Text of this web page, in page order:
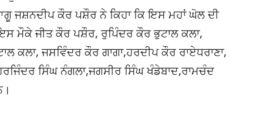
ਜਸ਼ਨਦੀਪ ਕੌਰ ਪਸ਼ੌਰ ਨੇ ਕਿਹਾ ਕਿ ਇਸ ਮਹਾਂ ਘੋਲ ਦੀ
ਮੌਕੇ ਜੀਤ ਕੌਰ ਪਸ਼ੌਰ, ਰੁਪਿੰਦਰ ਕੌਰ ਭੁਟਾਲ ਕਲਾ,
ਕਲਾ, ਜਸਵਿੰਦਰ ਕੌਰ ਗਾਗਾ,ਹਰਦੀਪ ਕੌਰ ਰਾਏਧਰਾਣਾ,
ਸਿੰਘ ਨੰਗਲਾ,ਜਗਸੀਰ ਸਿੰਘ ਖੰਡੇਬਾਦ,ਰਾਮਚੰਦ